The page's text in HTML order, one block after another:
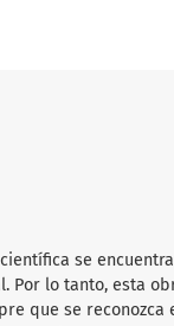
se
Por lo tanto, esta
que se